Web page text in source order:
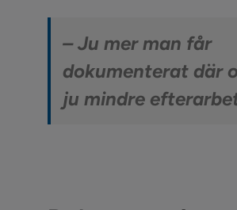
– Ju mer man får
dokumenterat där
ju mindre